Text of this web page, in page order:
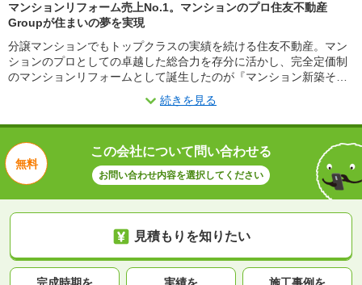
マンションリフォーム売上No.1。マンションのプロ住友不動産
Groupが住まいの夢を実現
分譲マンションでもトップクラスの実績を続ける住友不動産。マン
ションのプロとしての卓越した総合力を存分に活かし、完全定価制
のマンションリフォームとして誕生したのが『マンション新築そっ
くりさん』です。スケルトンリノベーションで、生活スタイルや好
みのデザインに合わせたオンリーワンの住まいを提案します。さら
に工事中の仮住まいや住設機器の長期保証など工事後も充実の対
売上No.1の実績となって現れています。※2025年 リフォーム産業新
聞調べ。
続きを見る
無料
この会社について問い合わせる
お問い合わせ内容を選択してください
見積もりを知りたい